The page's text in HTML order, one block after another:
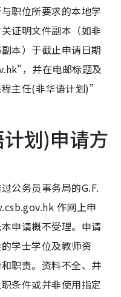
职位所要求的本地学
证明文件副本（如非
本）于截止申请日期
，并在电邮标题及
主任(非华语计划)”
划)申请方
公务员事务局的G.F.
作网上申
申请概不受理。申请
学士学位及教师资
职责。资料不全、并
条件或并非使用指定